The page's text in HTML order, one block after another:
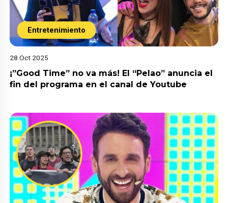
Entretenimiento
28 Oct 2025
¡”Good Time” no va más! El “Pelao” anuncia el
fin del programa en el canal de Youtube